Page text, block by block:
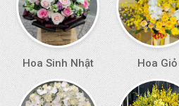
Hoa Sinh Nhật Hoa Giỏ